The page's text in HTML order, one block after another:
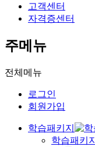
고객센터
자격증센터
주메뉴
전체메뉴
로그인
회원가입
학습패키지
학습패키지